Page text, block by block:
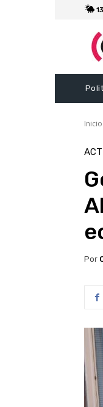
Inicio
Por